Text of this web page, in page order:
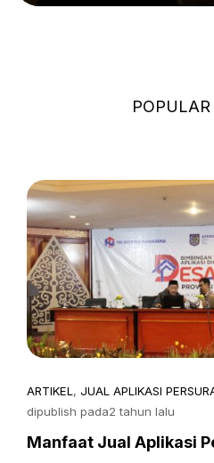
POPULAR
ARTIKEL , JUAL APLIKASI
dipublish pada2 tahun lalu
Manfaat Jual Aplikasi